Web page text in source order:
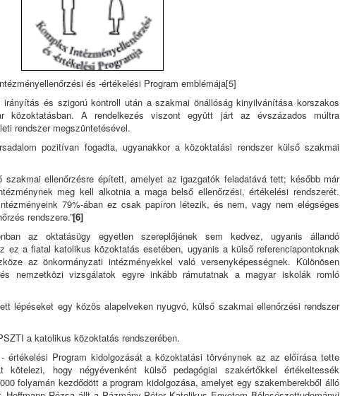
és -értékelési Program emblémája[5]
és szigorú kontroll után a szakmai önállóság kinyilvánítása korszakos
közoktatásban. A rendelkezés viszont együtt járt az évszázados múltra
rendszer megszüntetésével.
pozitívan fogadta, ugyanakkor a közoktatási rendszer külső szakmai
ellenőrzésre épített, amelyet az igazgatók feladatává tett; később már
meg kell alkotnia a maga belső ellenőrzési, értékelési rendszerét.
79%-ában ez csak papíron létezik, és nem, vagy nem elégséges
rendszere.”[6]
az oktatásügy egyetlen szereplőjének sem kedvez, ugyanis állandó
ez a fiatal katolikus közoktatás esetében, ugyanis a külső referenciapontoknak
az önkormányzati intézményekkel való versenyképességnek. Különösen
nemzetközi vizsgálatok egyre inkább rámutatnak a magyar iskolák romló
lépéseket egy közös alapelveken nyugvó, külső szakmai ellenőrzési rendszer
a katolikus közoktatás rendszerében.
értékelési Program kidolgozását a közoktatási törvénynek az az előírása tette
kötelezi, hogy négyévenként külső pedagógiai szakértőkkel értékeltessék
folyamán kezdődött a program kidolgozása, amelyet egy szakemberekből álló